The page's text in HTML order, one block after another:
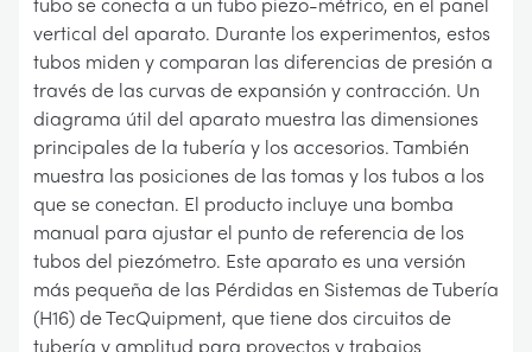
vertical del aparato. Durante los experimentos, estos
tubos miden y comparan las diferencias de presión a
través de las curvas de expansión y contracción. Un
diagrama útil del aparato muestra las dimensiones
principales de la tubería y los accesorios. También
muestra las posiciones de las tomas y los tubos a los
que se conectan. El producto incluye una bomba
manual para ajustar el punto de referencia de los
tubos del piezómetro. Este aparato es una versión
más pequeña de las Pérdidas en Sistemas de Tubería
(H16) de TecQuipment, que tiene dos circuitos de
tubería y amplitud para proyectos y trabajos